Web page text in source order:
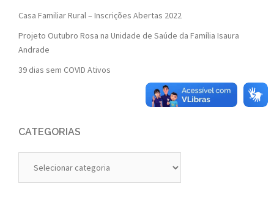
Casa Familiar Rural – Inscrições Abertas 2022
Projeto Outubro Rosa na Unidade de Saúde da Família Isaura
Andrade
39 dias sem COVID Ativos
CATEGORIAS